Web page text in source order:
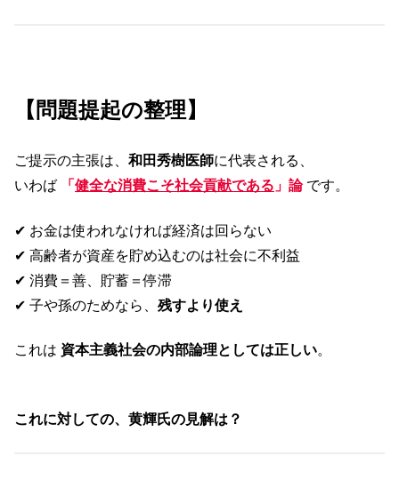
【問題提起の整理】
ご提示の主張は、 和田秀樹医師に代表される、
いわば
「 健全な消費こそ社会貢献である 」論です。
✔ お金は使われなければ経済は回らない
✔ 高齢者が資産を貯め込むのは社会に不利益
✔ 消費＝善、貯蓄＝停滞
✔ 子や孫のためなら、 残すより使え
これは 資本主義社会の内部論理としては正しい。
これに対しての、黄輝氏の見解は？